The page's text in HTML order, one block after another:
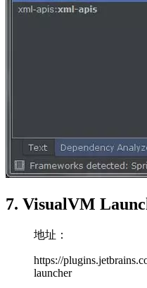
7. VisualVM
地址：
https://
launcher